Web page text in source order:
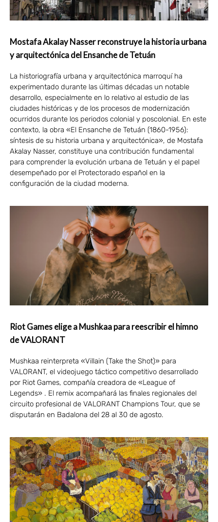
Mostafa Akalay Nasser reconstruye la historia urbana
y arquitectónica del Ensanche de Tetuán
La historiografía urbana y arquitectónica marroquí ha
experimentado durante las últimas décadas un notable
desarrollo, especialmente en lo relativo al estudio de las
ciudades históricas y de los procesos de modernización
ocurridos durante los periodos colonial y poscolonial. En este
contexto, la obra «El Ensanche de Tetuán (1860-1956):
síntesis de su historia urbana y arquitectónica», de Mostafa
Akalay Nasser, constituye una contribución fundamental
para comprender la evolución urbana de Tetuán y el papel
desempeñado por el Protectorado español en la
configuración de la ciudad moderna.
Riot Games elige a Mushkaa para reescribir el himno
de VALORANT
Mushkaa reinterpreta «Villain (Take the Shot)» para
VALORANT, el videojuego táctico competitivo desarrollado
por Riot Games, compañía creadora de «League of
Legends» . El remix acompañará las finales regionales del
circuito profesional de VALORANT Champions Tour, que se
disputarán en Badalona del 28 al 30 de agosto.